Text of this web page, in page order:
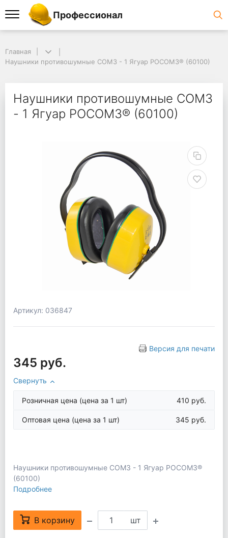
Профессионал
Главная
Наушники противошумные СОМЗ - 1 Ягуар РОСОМЗ® (60100)
Наушники противошумные СОМЗ
- 1 Ягуар РОСОМЗ® (60100)
Артикул: 036847
Версия для печати
345 руб.
Свернуть
Розничная цена (цена за 1 шт) 410 руб.
Оптовая цена (цена за 1 шт) 345 руб.
Наушники противошумные СОМЗ - 1 Ягуар РОСОМЗ®
(60100)
Подробнее
В корзину шт